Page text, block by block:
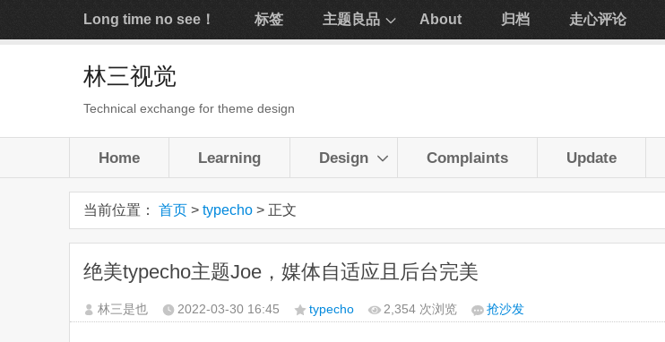
Long time no see！ 标签 主题良品 About 归档 走心评论
林三视觉
Technical exchange for theme design
Home Learning Design Complaints Update
当前位置： 首页 > typecho > 正文
绝美typecho主题Joe，媒体自适应且后台完美
林三是也 2022-03-30 16:45 typecho 2,354 次浏览 抢沙发